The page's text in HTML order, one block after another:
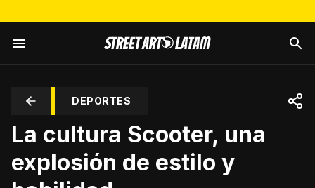
DEPORTES
La cultura Scooter, una
explosión de estilo y